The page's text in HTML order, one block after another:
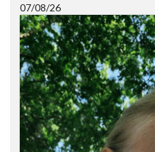
07/08/26